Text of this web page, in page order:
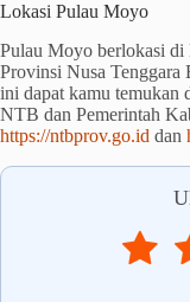
Lokasi Pulau Moyo
Pulau Moyo berlokasi di
Provinsi Nusa Tenggara
ini dapat kamu temukan
NTB dan Pemerintah
https://ntbprov.go.id dan